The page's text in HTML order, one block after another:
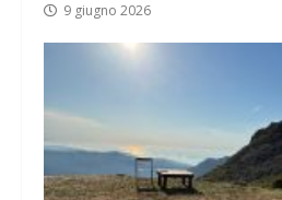
9 giugno 2026